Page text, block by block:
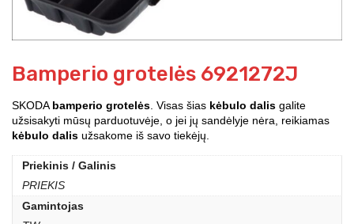
Bamperio grotelės 6921272J
SKODAbamperio grotelės. Visas šias kėbulo dalis galite
užsisakyti mūsų parduotuvėje, o jei jų sandėlyje nėra, reikiamas
kėbulo dalis užsakome iš savo tiekėjų.
Priekinis / Galinis
PRIEKIS
Gamintojas